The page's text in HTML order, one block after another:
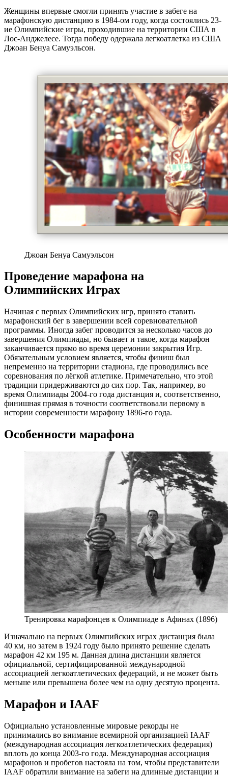
Женщины впервые смогли принять участие в забеге на
марафонскую дистанцию в 1984-ом году, когда состоялись 23-
ие Олимпийские игры, проходившие на территории США в
Лос-Анджелесе. Тогда победу одержала легкоатлетка из США
Джоан Бенуа Самуэльсон.
Джоан Бенуа Самуэльсон
Проведение марафона на
Олимпийских Играх
Начиная с первых Олимпийских игр, принято ставить
марафонский бег в завершении всей соревновательной
программы. Иногда забег проводится за несколько часов до
завершения Олимпиады, но бывает и такое, когда марафон
заканчивается прямо во время церемонии закрытия Игр.
Обязательным условием является, чтобы финиш был
непременно на территории стадиона, где проводились все
соревнования по лёгкой атлетике. Примечательно, что этой
традиции придерживаются до сих пор. Так, например, во
время Олимпиады 2004-го года дистанция и, соответственно,
финишная прямая в точности соответствовали первому в
истории современности марафону 1896-го года.
Особенности марафона
Тренировка марафонцев к Олимпиаде в Афинах (1896)
Изначально на первых Олимпийских играх дистанция была
40 км, но затем в 1924 году было принято решение сделать
марафон 42 км 195 м. Данная длина дистанции является
официальной, сертифицированной международной
ассоциацией легкоатлетических федераций, и не может быть
меньше или превышена более чем на одну десятую процента.
Марафон и IAAF
Официально установленные мировые рекорды не
принимались во внимание всемирной организацией IAAF
(международная ассоциация легкоатлетических федерация)
вплоть до конца 2003-го года. Международная ассоциация
марафонов и пробегов настояла на том, чтобы представители
IAAF обратили внимание на забеги на длинные дистанции и